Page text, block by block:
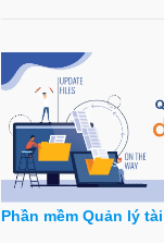
Phần mềm Quản lý